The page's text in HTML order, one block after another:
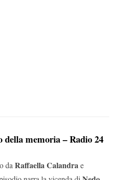
memoria – Radio 24
daRaffaella Calandrae